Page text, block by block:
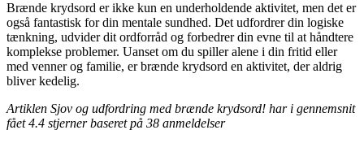
Brænde krydsord er ikke kun en underholdende aktivitet, men det er
også fantastisk for din mentale sundhed. Det udfordrer din logiske
tænkning, udvider dit ordforråd og forbedrer din evne til at håndtere
komplekse problemer. Uanset om du spiller alene i din fritid eller
med venner og familie, er brænde krydsord en aktivitet, der aldrig
bliver kedelig.
Artiklen Sjov og udfordring med brænde krydsord! har i gennemsnit
fået4.4 stjerner baseret på 38 anmeldelser